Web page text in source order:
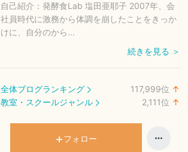
自己紹介： 発酵食Lab 塩田亜耶子 2007年、会
社員時代に激務から体調を崩したことをきっか
けに、自分のから...
続きを見る ＞
全体ブログランキング 117,999位 ↑
教室・スクールジャンル 2,111位 ↑
フォロー